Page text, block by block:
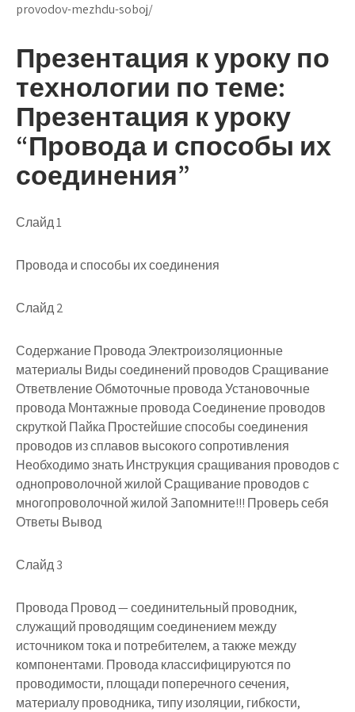
provodov-mezhdu-soboj/
Презентация к уроку по
технологии по теме:
Презентация к уроку
“Провода и способы их
соединения”
Слайд 1
Провода и способы их соединения
Слайд 2
Содержание Провода Электроизоляционные
материалы Виды соединений проводов Сращивание
Ответвление Обмоточные провода Установочные
провода Монтажные провода Соединение проводов
скруткой Пайка Простейшие способы соединения
проводов из сплавов высокого сопротивления
Необходимо знать Инструкция сращивания проводов с
однопроволочной жилой Сращивание проводов с
многопроволочной жилой Запомните!!! Проверь себя
Ответы Вывод
Слайд 3
Провода Провод — соединительный проводник,
служащий проводящим соединением между
источником тока и потребителем, а также между
компонентами. Провода классифицируются по
проводимости, площади поперечного сечения,
материалу проводника, типу изоляции, гибкости,